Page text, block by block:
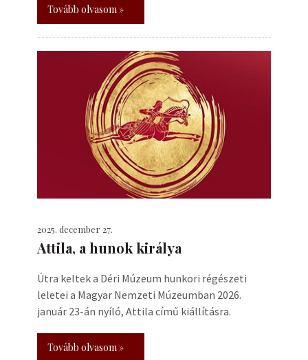
Tovább olvasom »
2025. december 27.
Attila, a hunok királya
Útra keltek a Déri Múzeum hunkori régészeti
leletei a Magyar Nemzeti Múzeumban 2026.
január 23-án nyíló, Attila című kiállításra.
Tovább olvasom »